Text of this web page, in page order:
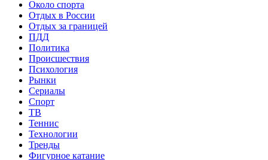
Около спорта
Отдых в России
Отдых за границей
ПДД
Политика
Происшествия
Психология
Рынки
Сериалы
Спорт
ТВ
Теннис
Технологии
Тренды
Фигурное катание